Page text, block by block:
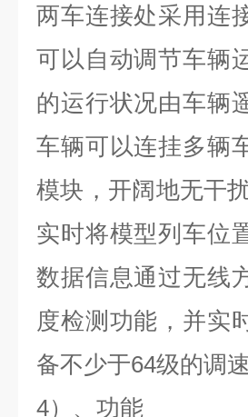
两车连接处采用连
可以自动调节车辆
的运行状况由车辆
车辆可以连挂多辆
模块，开阔地无干
实时将模型列车位
数据信息通过无线
度检测功能，并实
备不少于64级的调速
4）、功能